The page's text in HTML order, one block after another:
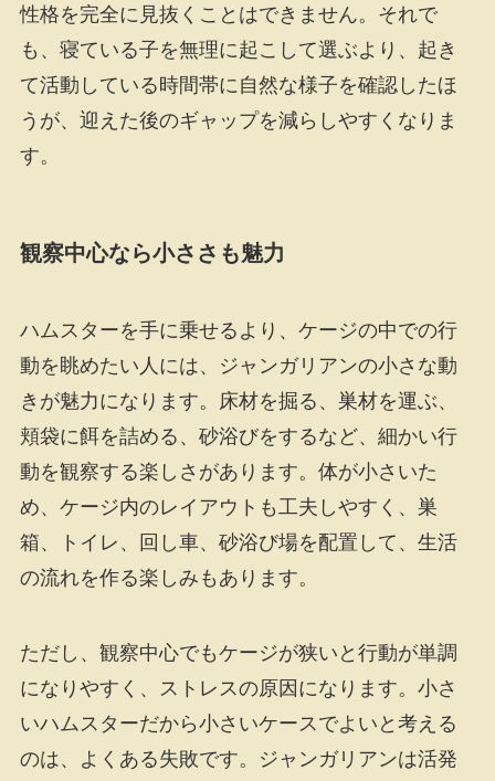
性格を完全に見抜くことはできません。それで
も、寝ている子を無理に起こして選ぶより、起き
て活動している時間帯に自然な様子を確認したほ
うが、迎えた後のギャップを減らしやすくなりま
す。
観察中心なら小ささも魅力
ハムスターを手に乗せるより、ケージの中での行
動を眺めたい人には、ジャンガリアンの小さな動
きが魅力になります。床材を掘る、巣材を運ぶ、
頬袋に餌を詰める、砂浴びをするなど、細かい行
動を観察する楽しさがあります。体が小さいた
め、ケージ内のレイアウトも工夫しやすく、巣
箱、トイレ、回し車、砂浴び場を配置して、生活
の流れを作る楽しみもあります。
ただし、観察中心でもケージが狭いと行動が単調
になりやすく、ストレスの原因になります。小さ
いハムスターだから小さいケースでよいと考える
のは、よくある失敗です。ジャンガリアンは活発